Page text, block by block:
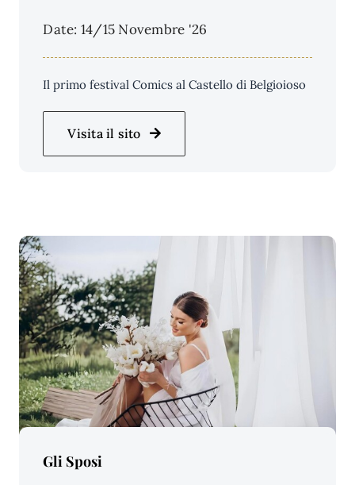
Date: 14/15 Novembre '26
Il primo festival Comics al Castello di Belgioioso
Visita il sito
Gli Sposi